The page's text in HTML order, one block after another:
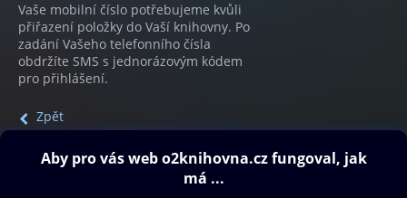
Vaše mobilní číslo potřebujeme kvůli
přiřazení položky do Vaší knihovny. Po
zadání Vašeho telefonního čísla
obdržíte SMS s jednorázovým kódem
pro přihlášení.
Zpět